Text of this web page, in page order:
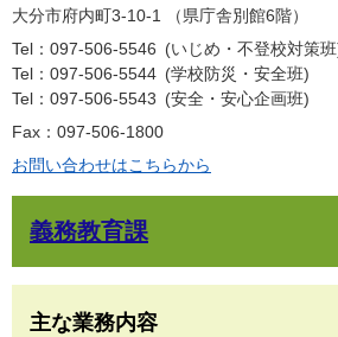
大分市府内町3-10-1 （県庁舎別館6階）
Tel：097-506-5546
いじめ・不登校対策班
Tel：097-506-5544
学校防災・安全班
Tel：097-506-5543
安全・安心企画班
Fax：097-506-1800
お問い合わせはこちらから
義務教育課
主な業務内容